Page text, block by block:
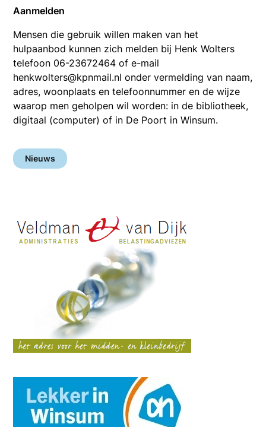
Aanmelden
Mensen die gebruik willen maken van het
hulpaanbod kunnen zich melden bij Henk Wolters
telefoon 06-23672464 of e-mail
henkwolters@kpnmail.nl onder vermelding van naam,
adres, woonplaats en telefoonnummer en de wijze
waarop men geholpen wil worden: in de bibliotheek,
digitaal (computer) of in De Poort in Winsum.
Nieuws